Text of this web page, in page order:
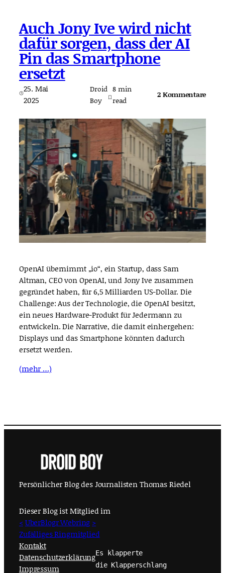
Auch Jony Ive wird nicht
dafür sorgen, dass der AI
Pin das Smartphone
ersetzt
25. Mai
2025
Droid
Boy
8 min
read
2 Kommentare
OpenAI übernimmt „io“, ein Startup, dass Sam
Altman, CEO von OpenAI, und Jony Ive zusammen
gegründet haben, für 6,5 Milliarden US-Dollar. Die
Challenge: Aus der Technologie, die OpenAI besitzt,
ein neues Hardware-Produkt für Jedermann zu
entwickeln. Die Narrative, die damit einhergehen:
Displays und das Smartphone könnten dadurch
ersetzt werden.
(mehr …)
Persönlicher Blog des Journalisten Thomas Riedel
Dieser Blog ist Mitglied im
< UberBlogr Webring >
Zufälliges Ringmitglied
Kontakt
Datenschutzerklärung
Impressum
Es klapperte
die Klapperschlang